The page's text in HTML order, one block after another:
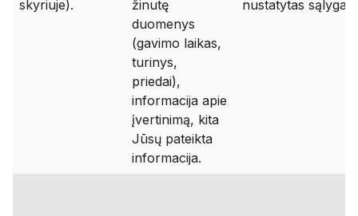
skyriuje).
žinutę
duomenys
(gavimo laikas,
turinys,
priedai),
informacija apie
įvertinimą, kita
Jūsų pateikta
informacija.
nustatytas sąlygas.